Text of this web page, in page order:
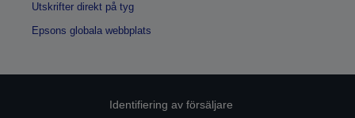
Utskrifter direkt på tyg
Epsons globala webbplats
Identifiering av försäljare